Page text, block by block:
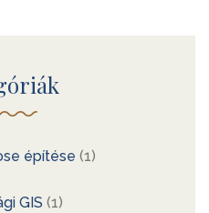
építése (1)
GIS (1)